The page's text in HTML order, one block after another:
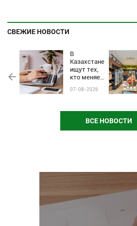
СВЕЖИЕ НОВОСТИ
В
Казахстане
ищут тех,
кто меняет
стартовал
звание
07-08-2026
ВСЕ НОВОСТИ